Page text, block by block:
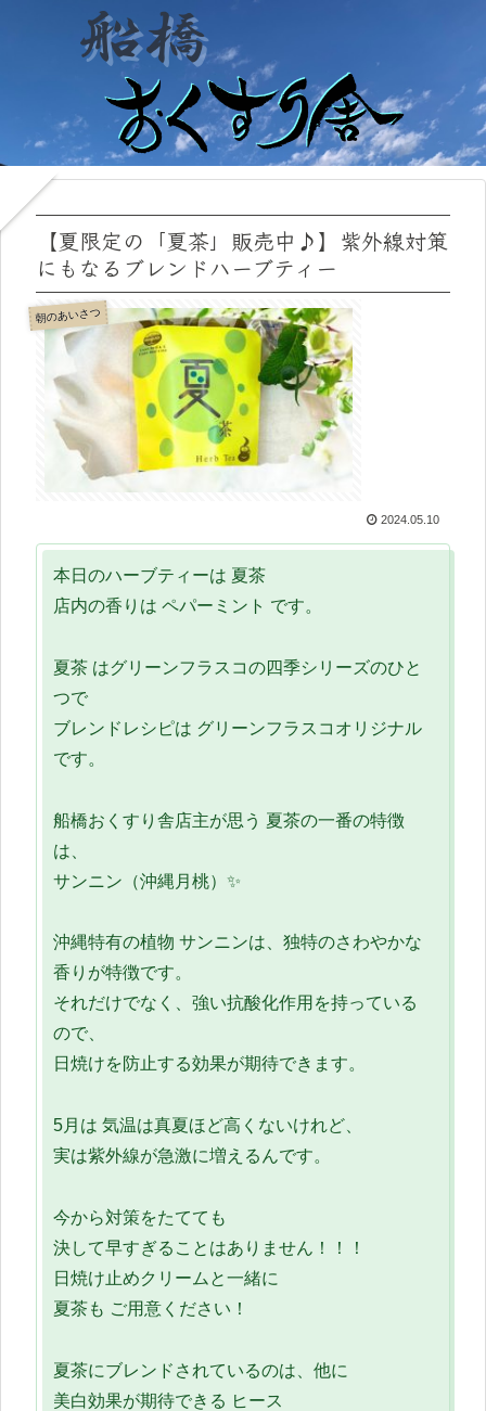
【夏限定の「夏茶」販売中♪】紫外線対策
にもなるブレンドハーブティー
朝のあいさつ
2024.05.10
本日のハーブティーは 夏茶
店内の香りは ペパーミント です。
夏茶 はグリーンフラスコの四季シリーズのひと
つで
ブレンドレシピは グリーンフラスコオリジナル
です。
船橋おくすり舎店主が思う 夏茶の一番の特徴
は、
サンニン（沖縄月桃）✨
沖縄特有の植物 サンニンは、独特のさわやかな
香りが特徴です。
それだけでなく、強い抗酸化作用を持っている
ので、
日焼けを防止する効果が期待できます。
5月は 気温は真夏ほど高くないけれど、
実は紫外線が急激に増えるんです。
今から対策をたてても
決して早すぎることはありません！！！
日焼け止めクリームと一緒に
夏茶も ご用意ください！
夏茶にブレンドされているのは、他に
美白効果が期待できる ヒース